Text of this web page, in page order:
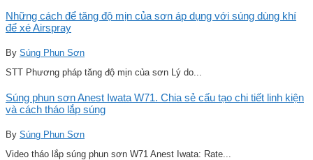
Những cách để tăng độ mịn của sơn áp dụng với súng dùng khí
để xé Airspray
By Súng Phun Sơn
STT Phương pháp tăng độ mịn của sơn Lý do...
Súng phun sơn Anest Iwata W71. Chia sẻ cấu tạo chi tiết linh kiện
và cách tháo lắp súng
By Súng Phun Sơn
Video tháo lắp súng phun sơn W71 Anest Iwata: Rate...